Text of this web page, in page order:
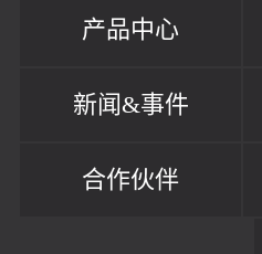
产品中心
新闻&事件
合作伙伴